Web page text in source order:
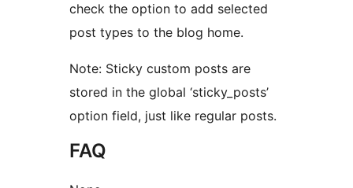
check the option to add selected
post types to the blog home.
Note: Sticky custom posts are
stored in the global ‘sticky_posts’
option field, just like regular posts.
FAQ